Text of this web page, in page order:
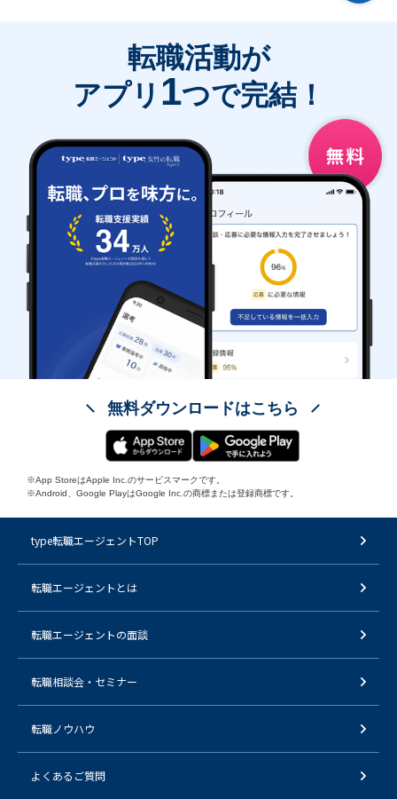
転職活動が
アプリ 1つで完結！
無料ダウンロードはこちら
※App StoreはApple Inc.のサービスマークです。
※Android、Google PlayはGoogle Inc.の商標または登録商標です。
type転職エージェントTOP
転職エージェントとは
転職エージェントの面談
転職相談会・セミナー
転職ノウハウ
よくあるご質問